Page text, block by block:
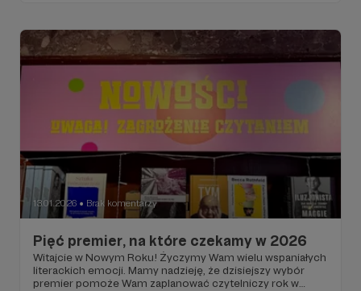
13.01.2026 ● Brak komentarzy
Pięć premier, na które czekamy w 2026
Witajcie w Nowym Roku! Życzymy Wam wielu wspaniałych
literackich emocji. Mamy nadzieję, że dzisiejszy wybór
premier pomoże Wam zaplanować czytelniczy rok w